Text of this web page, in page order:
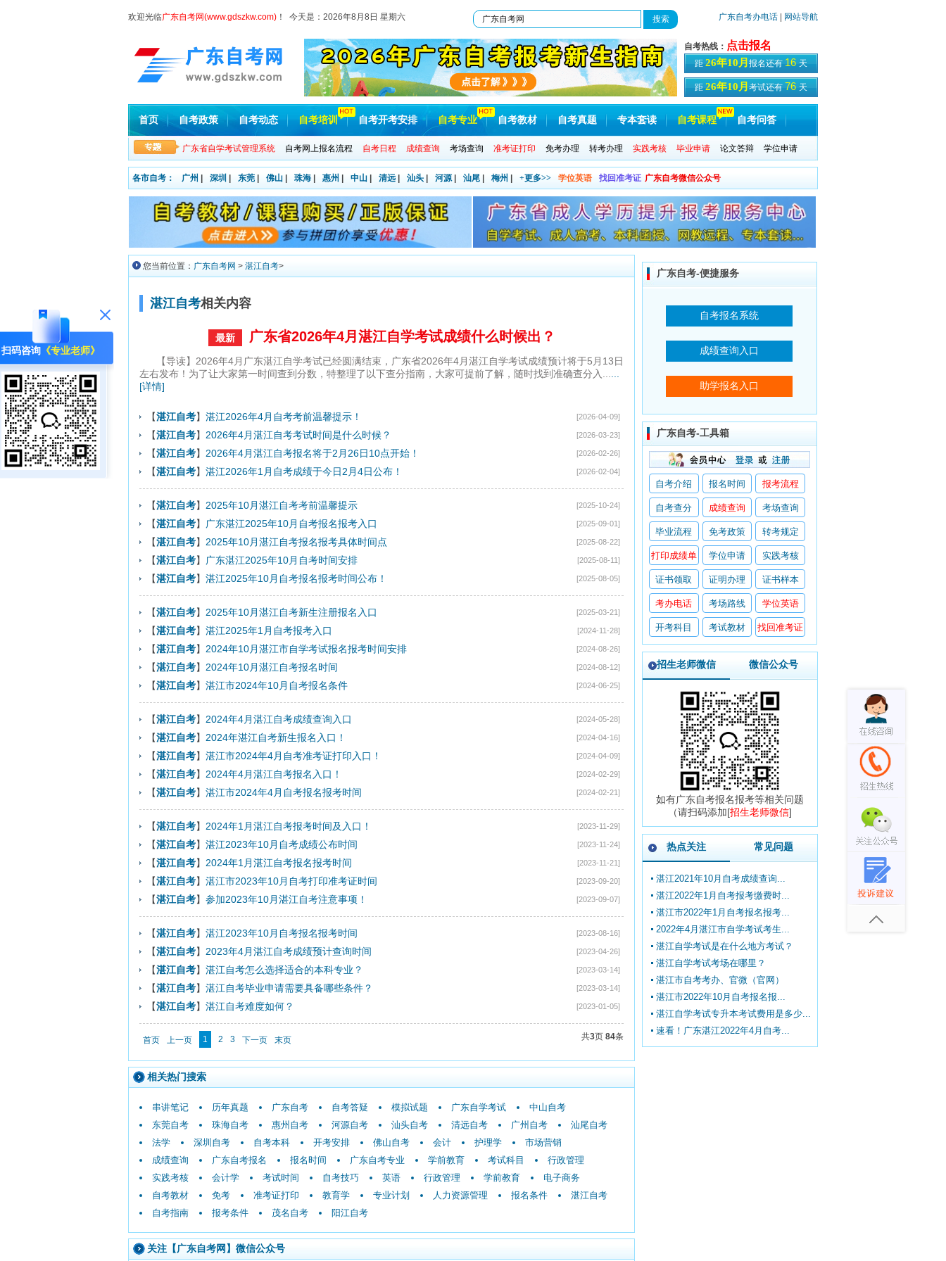
欢迎光临广东自考网(www.gdszkw.com) ！ 今天是： 2026年8月8日 星期六 广东自考办电话 网站导航
自考热线： 点击报名
距 26年10月 报名还有 16 天
距 26年10月 考试还有 76 天
首页 自考政策 自考动态 自考培训 自考开考安排 自考专业 自考教材 自考真题 专本套读 自考课程 自考问答
广东省自学考试管理系统 自考网上报名流程 自考日程 成绩查询 考场查询 准考证打印 免考办理 转考办理 实践考核 毕业申请 论文答辩 学位申请
各市自考： 广州 深圳 东莞 佛山 珠海 惠州 中山 清远 汕头 河源| 汕尾 梅州 +更多>> 学位英语 找回准考证 广东自考微信公众号
您当前位置： 广东自考网 > 湛江自考>
湛江自考相关内容
最新 广东省2026年4月湛江自学考试成绩什么时候出？
【导读】2026年4月广东湛江自学考试已经圆满结束，广东省2026年4月湛江自学考试成绩预计将于5月13日
左右发布！为了让大家第一时间查到分数，特整理了以下查分指南，大家可提前了解，随时找到准确查分入...
[详情]
【湛江自考】 湛江2026年4月自考考前温馨提示！ [2026-04-09]
【湛江自考】 2026年4月湛江自考考试时间是什么时候？ [2026-03-23]
【湛江自考】 2026年4月湛江自考报名将于2月26日10点开始！ [2026-02-26]
【湛江自考】 湛江2026年1月自考成绩于今日2月4日公布！ [2026-02-04]
【湛江自考】 2025年10月湛江自考考前温馨提示 [2025-10-24]
【湛江自考】 广东湛江2025年10月自考报名报考入口 [2025-09-01]
【湛江自考】 2025年10月湛江自考报名报考具体时间点 [2025-08-22]
【湛江自考】 广东湛江2025年10月自考时间安排 [2025-08-11]
【湛江自考】 湛江2025年10月自考报名报考时间公布！ [2025-08-05]
【湛江自考】 2025年10月湛江自考新生注册报名入口 [2025-03-21]
【湛江自考】 湛江2025年1月自考报考入口 [2024-11-28]
【湛江自考】 2024年10月湛江市自学考试报名报考时间安排 [2024-08-26]
【湛江自考】 2024年10月湛江自考报名时间 [2024-08-12]
【湛江自考】 湛江市2024年10月自考报名条件 [2024-06-25]
【湛江自考】 2024年4月湛江自考成绩查询入口 [2024-05-28]
【湛江自考】 2024年湛江自考新生报名入口！ [2024-04-16]
【湛江自考】 湛江市2024年4月自考准考证打印入口！ [2024-04-09]
【湛江自考】 2024年4月湛江自考报名入口！ [2024-02-29]
【湛江自考】 湛江市2024年4月自考报名报考时间 [2024-02-21]
【湛江自考】 2024年1月湛江自考报考时间及入口！ [2023-11-29]
【湛江自考】 湛江2023年10月自考成绩公布时间 [2023-11-24]
【湛江自考】 2024年1月湛江自考报名报考时间 [2023-11-21]
【湛江自考】 湛江市2023年10月自考打印准考证时间 [2023-09-20]
【湛江自考】 参加2023年10月湛江自考注意事项！ [2023-09-07]
【湛江自考】 湛江2023年10月自考报名报考时间 [2023-08-16]
【湛江自考】 2023年4月湛江自考成绩预计查询时间 [2023-04-26]
【湛江自考】 湛江自考怎么选择适合的本科专业？ [2023-03-14]
【湛江自考】 湛江自考毕业申请需要具备哪些条件？ [2023-03-14]
【湛江自考】 湛江自考难度如何？ [2023-01-05]
首页 上一页 1 2 3 下一页 末页 共3页 84条
相关热门搜索
串讲笔记 历年真题 广东自考 自考答疑 模拟试题 广东自学考试
中山自考
东莞自考
珠海自考 惠州自考 河源自考 汕头自考 清远自考 广州自考
汕尾自考
法学
深圳自考 自考本科 开考安排 佛山自考 会计 护理学
市场营销
成绩查询
广东自考报名 报名时间 广东自考专业 学前教育 考试科目
行政管理
实践考核
会计学 考试时间 自考技巧 英语 行政管理 学前教育
电子商务
自考教材
免考 准考证打印 教育学 专业计划 人力资源管理 报名条件
湛江自考
自考指南
报考条件 茂名自考 阳江自考
关注【广东自考网】微信公众号
广东自考-便捷服务
广东自考-工具箱
自考介绍 报名时间 报考流程
自考查分 成绩查询 考场查询
毕业流程 免考政策 转考规定
打印成绩单 学位申请 实践考核
证书领取 证明办理 证书样本
考办电话 考场路线 学位英语
开考科目 考试教材 找回准考证
招生老师微信 微信公众号
如有广东自考报名报考等相关问题
（请扫码添加[招生老师微信]
热点关注 常见问题
湛江2021年10月自考成绩查询...
湛江2022年1月自考报考缴费时...
湛江市2022年1月自考报名报考...
2022年4月湛江市自学考试考生...
湛江自学考试是在什么地方考试？
湛江自学考试考场在哪里？
湛江市自考考办、官微（官网）
湛江市2022年10月自考报名报...
湛江自学考试专升本考试费用是多少...
速看！广东湛江2022年4月自考...
扫码咨询 《专业老师》